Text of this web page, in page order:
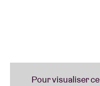
elle a également sorti
psychédélique axé